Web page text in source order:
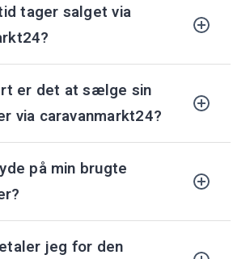
tager salget via
er det at sælge sin
via caravanmarkt24?
på min brugte
jeg for den